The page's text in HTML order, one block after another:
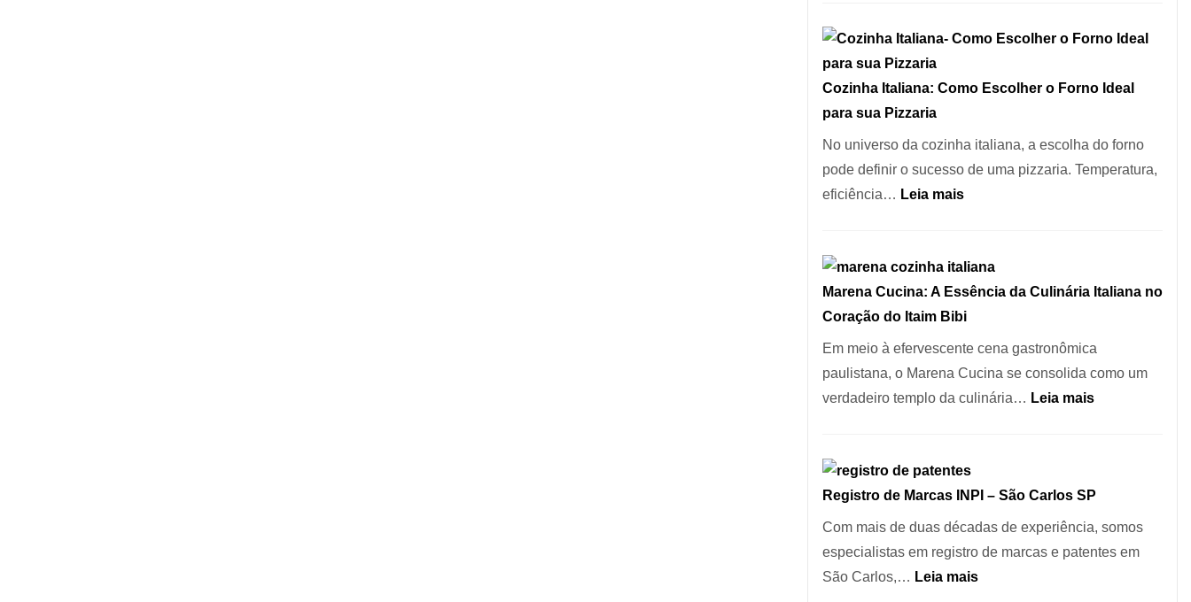
Encontrar
um
Bom
Lugar
para
Comer?
Este
Resolver
Isso
Cozinha Italiana: Como Escolher o Forno Ideal
para sua Pizzaria
No universo da cozinha italiana, a escolha do forno
pode definir o sucesso de uma pizzaria. Temperatura,
eficiência… Leia mais:
Como
Escolher
o
Forno
Ideal
para
Marena Cucina: A Essência da Culinária Italiana no
Coração do Itaim Bibi
Em meio à efervescente cena gastronômica
paulistana, o Marena Cucina se consolida como um
verdadeiro templo da culinária… Leia mais:
Essência
da
Culinária
Registro de Marcas INPI – São Carlos SP
Com mais de duas décadas de experiência, somos
especialistas em registro de marcas e patentes em
São Carlos,… Leia mais: